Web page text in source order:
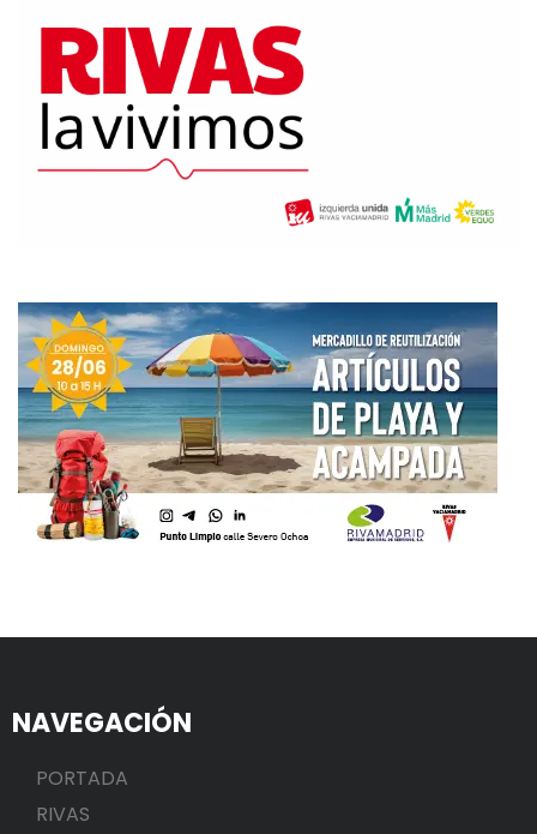
NAVEGACIÓN
PORTADA
RIVAS